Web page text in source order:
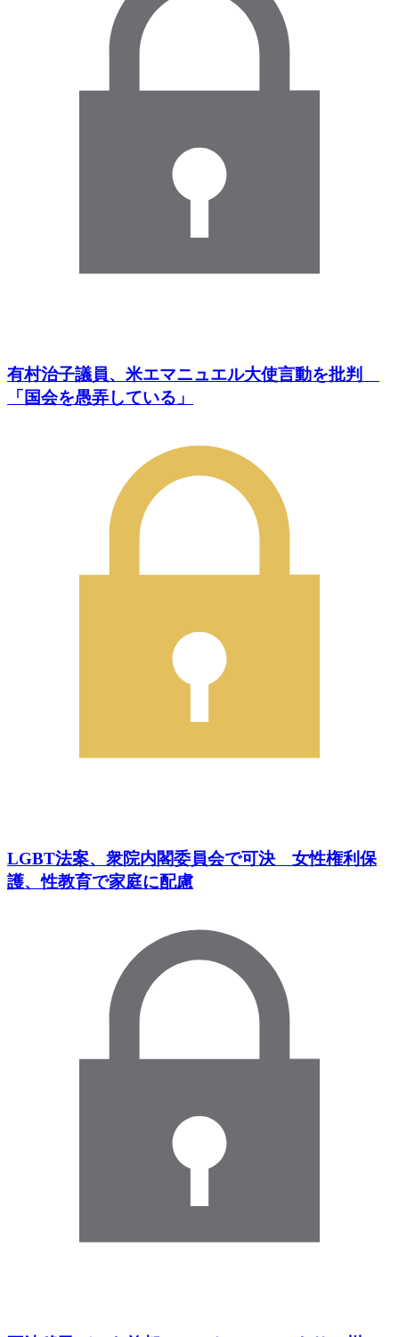
有村治子議員、米エマニュエル大使言動を批判
「国会を愚弄している」
LGBT法案、衆院内閣委員会で可決 女性権利保
護、性教育で家庭に配慮